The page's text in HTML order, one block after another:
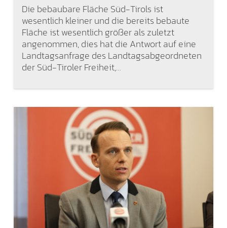
Die bebaubare Fläche Süd-Tirols ist
wesentlich kleiner und die bereits bebaute
Fläche ist wesentlich größer als zuletzt
angenommen, dies hat die Antwort auf eine
Landtagsanfrage des Landtagsabgeordneten
der Süd-Tiroler Freiheit,…